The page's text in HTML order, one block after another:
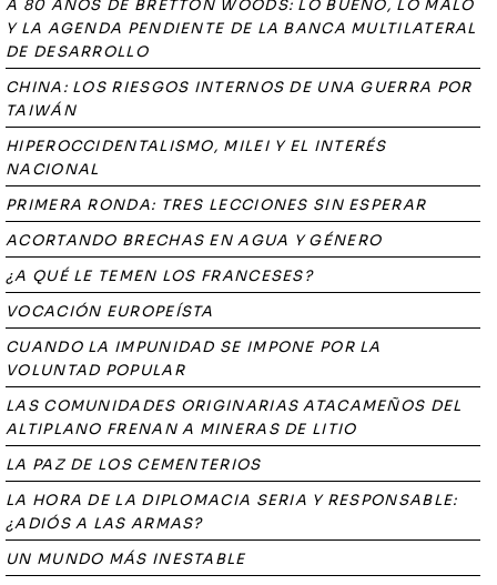
A 80 AÑOS DE BRETTON WOODS: LO BUENO, LO MALO
Y LA AGENDA PENDIENTE DE LA BANCA MULTILATERAL
DE DESARROLLO
CHINA: LOS RIESGOS INTERNOS DE UNA GUERRA POR
TAIWÁN
HIPEROCCIDENTALISMO, MILEI Y EL INTERÉS
NACIONAL
PRIMERA RONDA: TRES LECCIONES SIN ESPERAR
ACORTANDO BRECHAS EN AGUA Y GÉNERO
¿A QUÉ LE TEMEN LOS FRANCESES?
VOCACIÓN EUROPEÍSTA
CUANDO LA IMPUNIDAD SE IMPONE POR LA
VOLUNTAD POPULAR
LAS COMUNIDADES ORIGINARIAS ATACAMEÑOS DEL
ALTIPLANO FRENAN A MINERAS DE LITIO
LA PAZ DE LOS CEMENTERIOS
LA HORA DE LA DIPLOMACIA SERIA Y RESPONSABLE:
¿ADIÓS A LAS ARMAS?
UN MUNDO MÁS INESTABLE